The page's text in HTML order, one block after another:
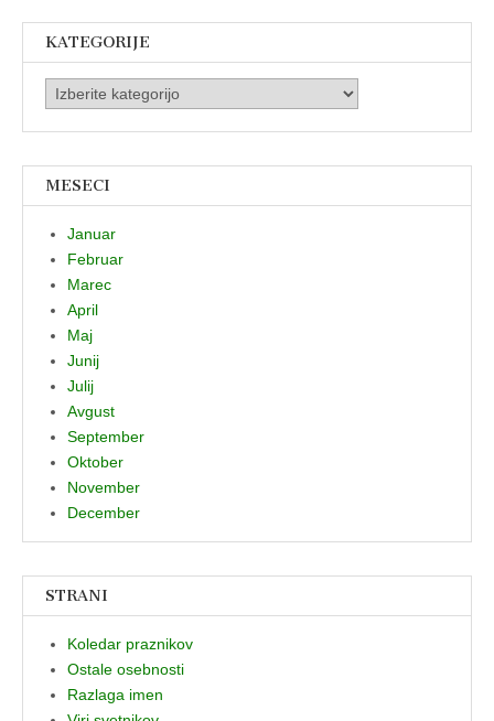
KATEGORIJE
Kategorije
MESECI
Januar
Februar
Marec
April
Maj
Junij
Julij
Avgust
September
Oktober
November
December
STRANI
Koledar praznikov
Ostale osebnosti
Razlaga imen